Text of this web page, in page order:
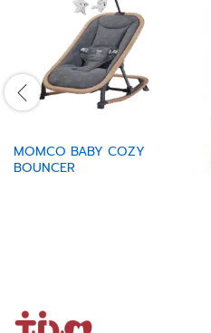
MOMCO BABY COZY
BOUNCER